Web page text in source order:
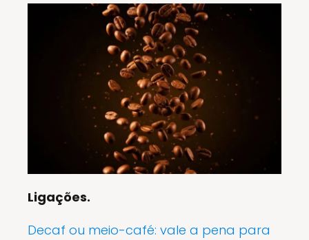
Ligações.
Decaf ou meio-café: vale a pena para